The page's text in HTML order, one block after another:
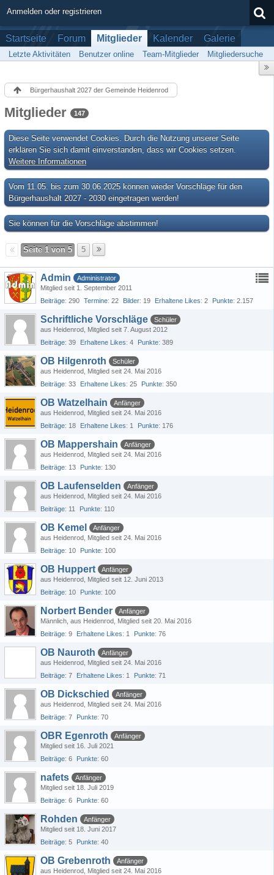
Anmelden oder registrieren
Startseite Forum Mitglieder Kalender Galerie
Letzte Aktivitäten Benutzer online Team-Mitglieder Mitgliedersuche
Bürgerhaushalt 2027 der Gemeinde Heidenrod
Mitglieder 147
Diese Seite verwendet Cookies. Durch die Nutzung unserer Seite
erklären Sie sich damit einverstanden, dass wir Cookies setzen.
Weitere Informationen
Vom 11.05. bis zum 30.06.2025 können wieder Vorschläge für den
Bürgerhaushalt 2027 - 2030 eingetragen werden!
Sie können für die Vorschläge abstimmen!
Seite 1 von 5 5
Admin
Administrator
Mitglied seit 1. September 2011
Beiträge 290 Termine 22 Bilder 19 Erhaltene Likes 2 Punkte 2.157
Schriftliche Vorschläge
Schüler
aus Heidenrod Mitglied seit 7. August 2012
Beiträge 39 Erhaltene Likes 4 Punkte 389
OB Hilgenroth
Schüler
aus Heidenrod Mitglied seit 24. Mai 2016
Beiträge 33 Erhaltene Likes 25 Punkte 350
OB Watzelhain
Anfänger
aus Heidenrod Mitglied seit 24. Mai 2016
Beiträge 18 Erhaltene Likes 1 Punkte 176
OB Mappershain
Anfänger
aus Heidenrod Mitglied seit 24. Mai 2016
Beiträge 13 Punkte 130
OB Laufenselden
Anfänger
aus Heidenrod Mitglied seit 24. Mai 2016
Beiträge 11 Punkte 110
OB Kemel
Anfänger
aus Heidenrod Mitglied seit 24. Mai 2016
Beiträge 10 Punkte 100
OB Huppert
Anfänger
aus Heidenrod Mitglied seit 12. Juni 2013
Beiträge 10 Punkte 100
Norbert Bender
Anfänger
Männlich aus Heidenrod Mitglied seit 20. Mai 2016
Beiträge 9 Erhaltene Likes 1 Punkte 76
OB Nauroth
Anfänger
aus Heidenrod Mitglied seit 24. Mai 2016
Beiträge 7 Erhaltene Likes 1 Punkte 71
OB Dickschied
Anfänger
aus Heidenrod Mitglied seit 24. Mai 2016
Beiträge 7 Punkte 70
OBR Egenroth
Anfänger
Mitglied seit 16. Juli 2021
Beiträge 6 Punkte 60
nafets
Anfänger
Mitglied seit 18. Juli 2019
Beiträge 6 Punkte 60
Rohden
Anfänger
Mitglied seit 18. Juni 2017
Beiträge 5 Punkte 40
OB Grebenroth
Anfänger
aus Heidenrod Mitglied seit 24. Mai 2016